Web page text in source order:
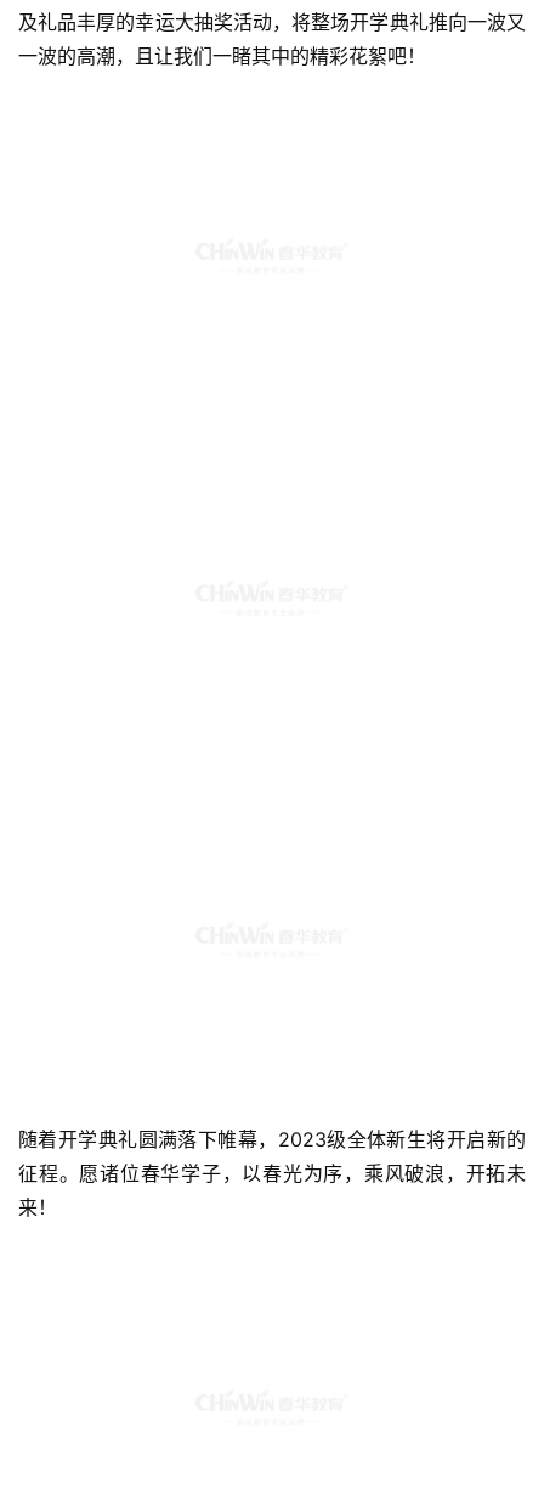
及礼品丰厚的幸运大抽奖活动，将整场开学典礼推向一波又
一波的高潮，且让我们一睹其中的精彩花絮吧！
随着开学典礼圆满落下帷幕，2023级全体新生将开启新的
征程。愿诸位春华学子，以春光为序，乘风破浪，开拓未
来！